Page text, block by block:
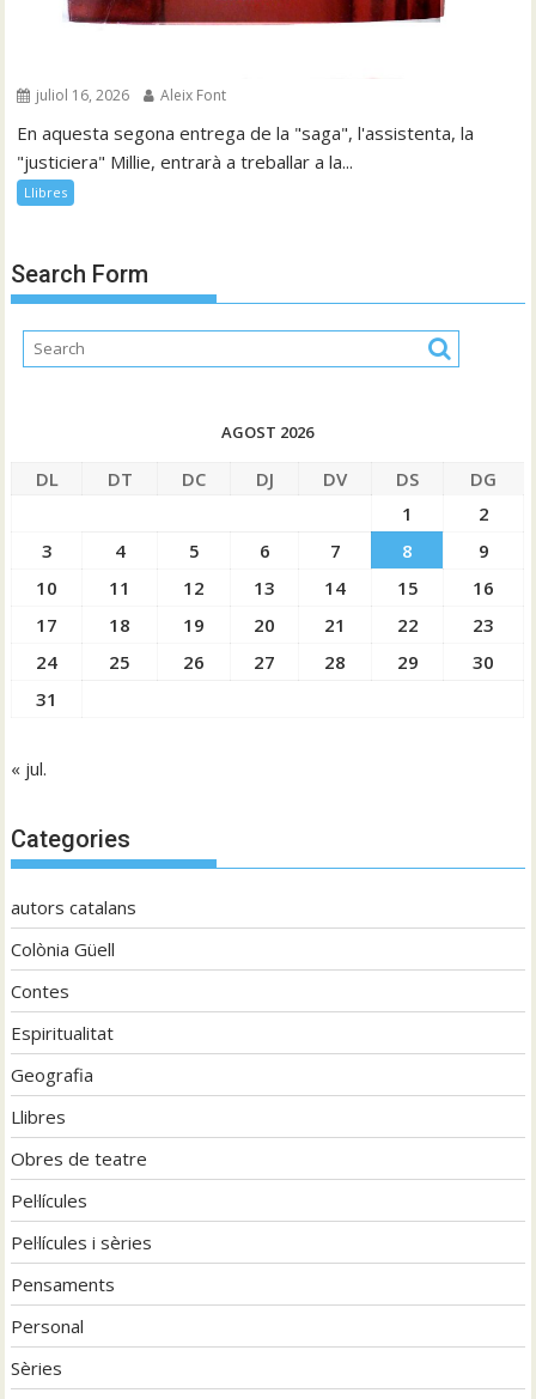
juliol 16, 2026 Aleix Font
En aquesta segona entrega de la "saga", l'assistenta, la
"justiciera" Millie, entrarà a treballar a la...
Llibres
Search Form
AGOST 2026
DL DT DC DJ DV DS
DG
1
2
3
4 5 6 7 8
9
10
11 12 13 14 15
16
17
18 19 20 21 22
23
24
25 26 27 28 29
30
31
« jul.
Categories
autors catalans
Colònia Güell
Contes
Espiritualitat
Geografia
Llibres
Obres de teatre
Pel·lícules
Pel·lícules i sèries
Pensaments
Personal
Sèries